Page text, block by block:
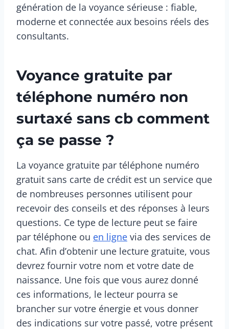
génération de la voyance sérieuse : fiable,
moderne et connectée aux besoins réels des
consultants.
Voyance gratuite par
téléphone numéro non
surtaxé sans cb comment
ça se passe ?
La voyance gratuite par téléphone numéro
gratuit sans carte de crédit est un service que
de nombreuses personnes utilisent pour
recevoir des conseils et des réponses à leurs
questions. Ce type de lecture peut se faire
par téléphone ou en ligne via des services de
chat. Afin d’obtenir une lecture gratuite, vous
devrez fournir votre nom et votre date de
naissance. Une fois que vous aurez donné
ces informations, le lecteur pourra se
brancher sur votre énergie et vous donner
des indications sur votre passé, votre présent